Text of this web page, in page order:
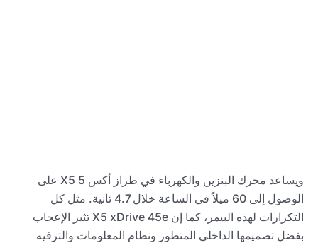
ويساعد محرك البنزين والكهرباء في طراز أكس 5 X5 على
الوصول إلى 60 ميلاً في الساعة خلال 4.7 ثانية. مثل كل
التكرارات لهذه البيمر، كما إن X5 xDrive 45e تثير الإعجاب
بفضل تصميمها الداخلي المتطور ونظام المعلومات والترفيه